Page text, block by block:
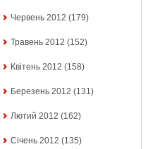
Червень 2012 (179)
Травень 2012 (152)
Квітень 2012 (158)
Березень 2012 (131)
Лютий 2012 (162)
Січень 2012 (135)